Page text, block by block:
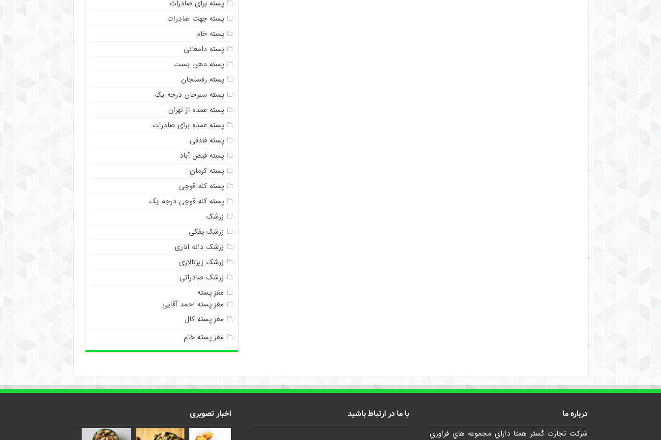
پسته برای صادرات
پسته جهت صادرات
پسته خام
پسته دامغانی
پسته دهن بست
پسته رفسنجان
پسته سیرجان درجه یک
پسته عمده از تهران
پسته عمده برای صادرات
پسته فندقی
پسته فیض آباد
پسته کرمان
پسته کله قوچی
پسته کله قوچی درجه یک
زرشک
زرشک پفکی
زرشک دانه اناری
زرشک زیرتالاری
زرشک صادراتی
مغز پسته
مغز پسته احمد آقایی
مغز پسته کال
مغز پسته خام
درباره ما
شرکت تجارت گستر همتا داراي مجموعه هاي فراوري
با ما در ارتباط باشید اخبار تصویری